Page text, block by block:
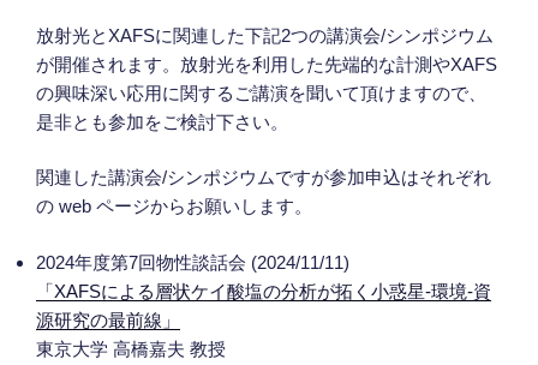
放射光とXAFSに関連した下記2つの講演会/シンポジウム
が開催されます。放射光を利用した先端的な計測やXAFS
の興味深い応用に関するご講演を聞いて頂けますので、
是非とも参加をご検討下さい。
関連した講演会/シンポジウムですが参加申込はそれぞれ
の web ページからお願いします。
2024年度第7回物性談話会 (2024/11/11)
「XAFSによる層状ケイ酸塩の分析が拓く小惑星-環境-資
源研究の最前線」
東京大学 高橋嘉夫 教授